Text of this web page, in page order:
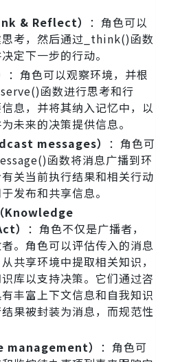
& Reflect） ：角色可以
考，然后通过_think()函数
定下一步的行动。
：角色可以观察环境，并根
函数进行思考和行
息，并将其纳入记忆中，以
未来的决策提供信息。
messages） ：角色可
函数将消息广播到环
关当前执行结果和相关行动
发布和共享信息。
Knowledge
） ：角色不仅是广播者，
。角色可以评估传入的消息
共享环境中提取相关知识，
库以支持决策。它们通过咨
丰富上下文信息和自我知识
果被封装为消息，而规范性
management） ：角色可